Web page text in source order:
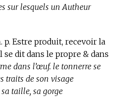
sur lesquels un Autheur
p. Estre produit, recevoir la
dit dans le propre & dans
dans l’œuf. le tonnerre se
traits de son visage
taille, sa gorge